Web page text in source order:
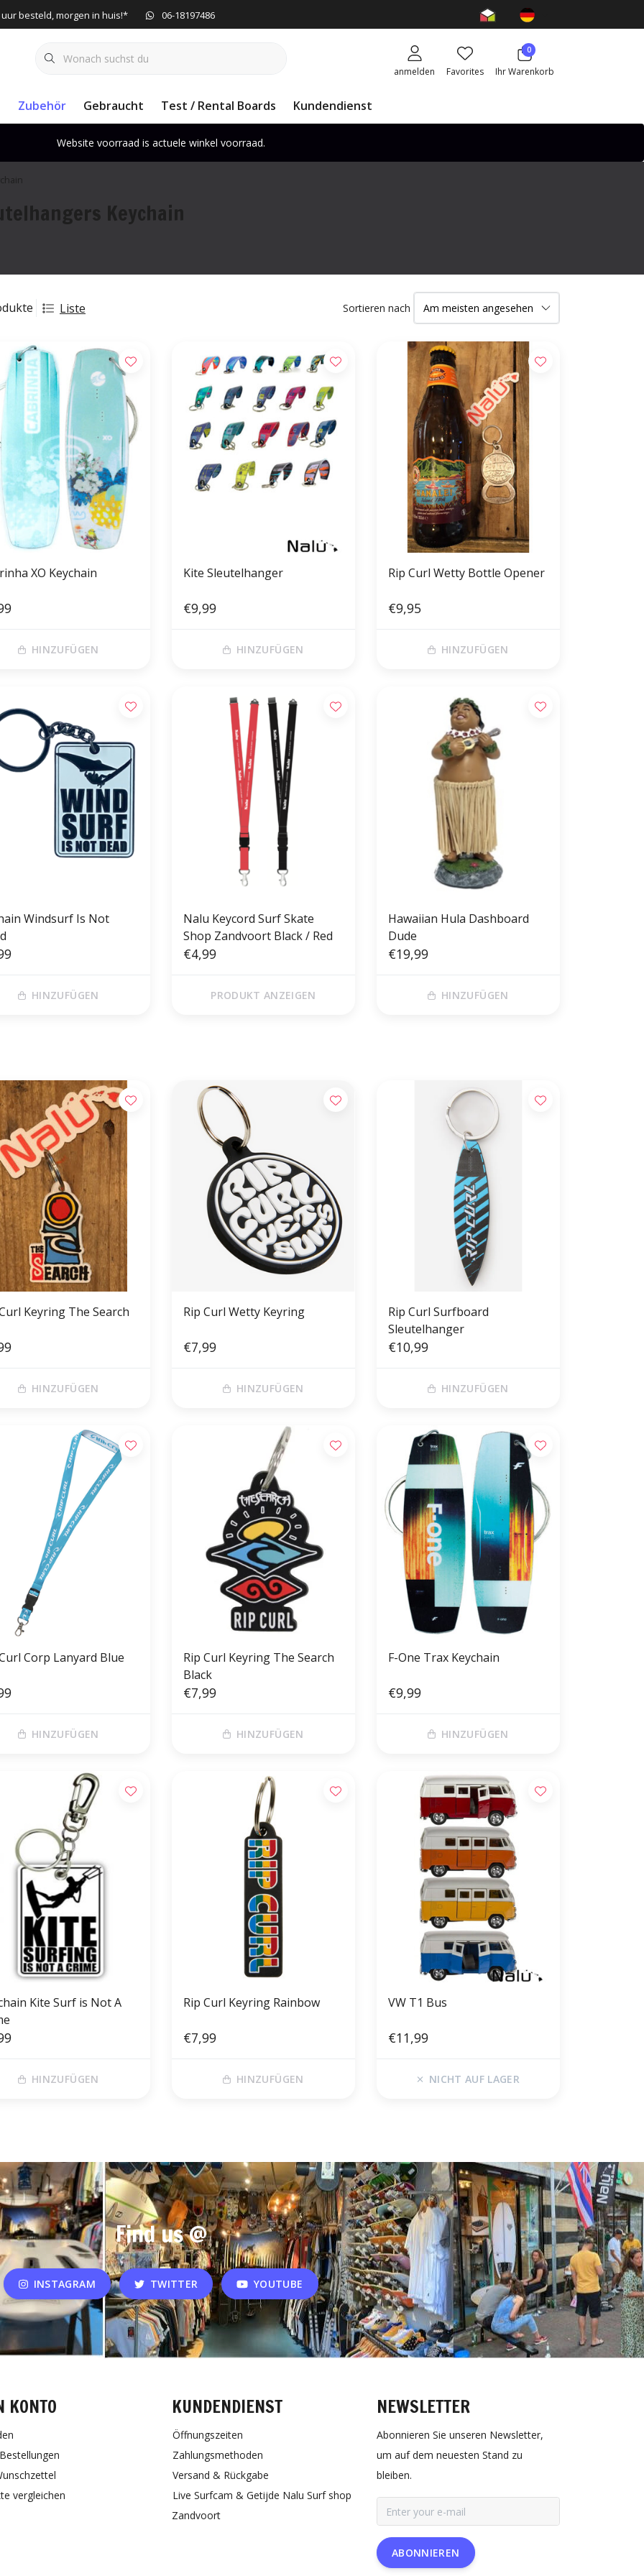
uur besteld, morgen in huis!* 06-18197486
anmelden Favorites
0
Ihr Warenkorb
Zubehör Gebraucht Test / Rental Boards Kundendienst
Website voorraad is actuele winkel voorraad.
Keychain
Liste Sortieren nach
XO Keychain
HINZUFÜGEN
Kite Sleutelhanger
€9,99
HINZUFÜGEN
Rip Curl Wetty Bottle Opener
€9,95
HINZUFÜGEN
Windsurf Is Not
HINZUFÜGEN
Nalu Keycord Surf Skate
Shop Zandvoort Black / Red
€4,99
PRODUKT ANZEIGEN
Hawaiian Hula Dashboard
Dude
€19,99
HINZUFÜGEN
Keyring The Search
HINZUFÜGEN
Rip Curl Wetty Keyring
€7,99
HINZUFÜGEN
Rip Curl Surfboard
Sleutelhanger
€10,99
HINZUFÜGEN
Corp Lanyard Blue
HINZUFÜGEN
Rip Curl Keyring The Search
Black
€7,99
HINZUFÜGEN
F-One Trax Keychain
€9,99
HINZUFÜGEN
Kite Surf is Not A
HINZUFÜGEN
Rip Curl Keyring Rainbow
€7,99
HINZUFÜGEN
VW T1 Bus
€11,99
NICHT AUF LAGER
Find us @
INSTAGRAM TWITTER YOUTUBE
KONTO
vergleichen
KUNDENDIENST
Öffnungszeiten
Zahlungsmethoden
Versand & Rückgabe
Live Surfcam & Getijde Nalu Surf shop
Zandvoort
NEWSLETTER
Abonnieren Sie unseren Newsletter,
um auf dem neuesten Stand zu
bleiben.
ABONNIEREN